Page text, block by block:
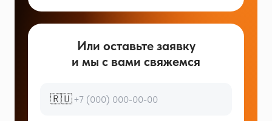
Или оставьте заявку
и мы с вами свяжемся
🇷🇺